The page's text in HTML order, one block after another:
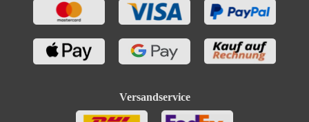
Versandservice